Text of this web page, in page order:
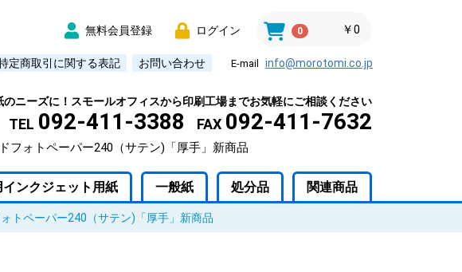
0 ￥0
無料会員登録 ログイン
定商取引に関する表記 お問い合わせ E-mail info@morotomi.co.jp
ニーズに！スモールオフィスから印刷工場までお気軽にご相談ください
TEL 092-411-3388 FAX 092-411-7632
フォトペーパー240（サテン)「厚手」新商品
インクジェット用紙 一般紙 処分品 関連商品
トペーパー240（サテン)「厚手」新商品